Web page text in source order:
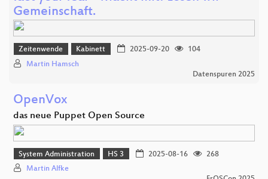
Gemeinschaft.
Zeitenwende Kabinett 2025-09-20
104
Martin Hamsch
Datenspuren 2025
OpenVox
das neue Puppet Open Source
System Administration HS 3 2025-08-16
268
Martin Alfke